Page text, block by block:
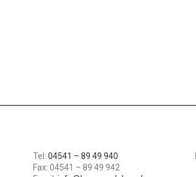
Tel: 04541 – 89 49 940
Fax: 04541 – 89 49 942